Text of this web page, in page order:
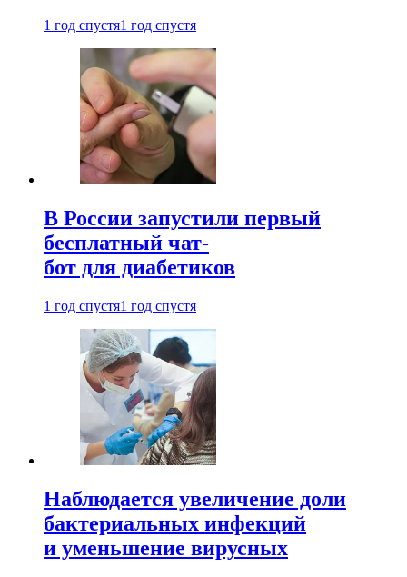
1 год спустя1 год спустя
В России запустили первый
бесплатный чат-
бот для диабетиков
1 год спустя1 год спустя
Наблюдается увеличение доли
бактериальных инфекций
и уменьшение вирусных